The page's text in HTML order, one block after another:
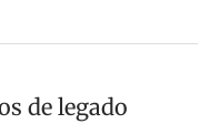
de legado